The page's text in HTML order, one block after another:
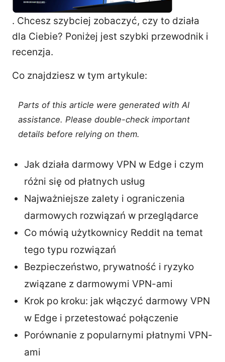
. Chcesz szybciej zobaczyć, czy to działa
dla Ciebie? Poniżej jest szybki przewodnik i
recenzja.
Co znajdziesz w tym artykule:
Parts of this article were generated with AI
assistance. Please double-check important
details before relying on them.
Jak działa darmowy VPN w Edge i czym
różni się od płatnych usług
Najważniejsze zalety i ograniczenia
darmowych rozwiązań w przeglądarce
Co mówią użytkownicy Reddit na temat
tego typu rozwiązań
Bezpieczeństwo, prywatność i ryzyko
związane z darmowymi VPN-ami
Krok po kroku: jak włączyć darmowy VPN
w Edge i przetestować połączenie
Porównanie z popularnymi płatnymi VPN-
ami